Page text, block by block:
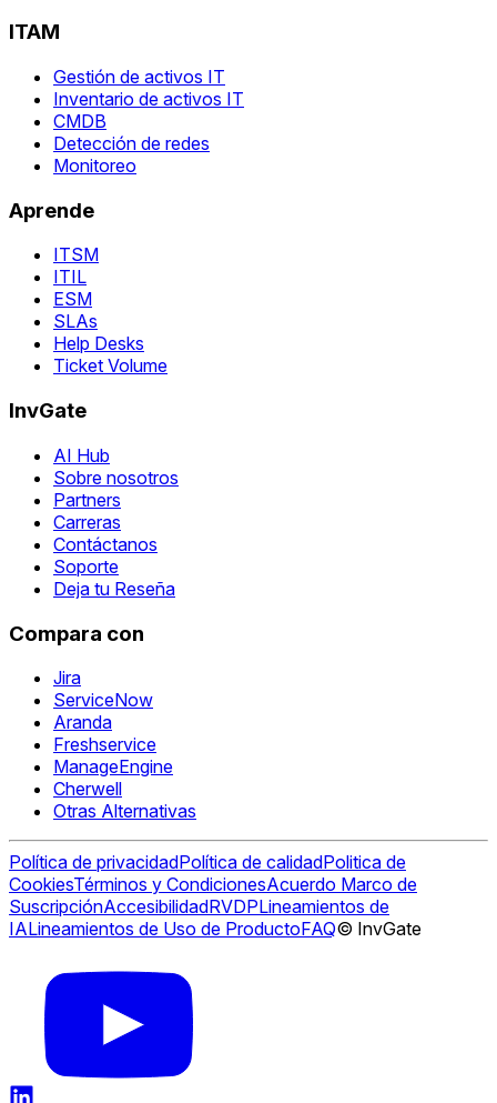
ITAM
Gestión de activos IT
Inventario de activos IT
CMDB
Detección de redes
Monitoreo
Aprende
ITSM
ITIL
ESM
SLAs
Help Desks
Ticket Volume
InvGate
AI Hub
Sobre nosotros
Partners
Carreras
Contáctanos
Soporte
Deja tu Reseña
Compara con
Jira
ServiceNow
Aranda
Freshservice
ManageEngine
Cherwell
Otras Alternativas
Política de privacidadPolítica de calidadPolitica de
CookiesTérminos y CondicionesAcuerdo Marco de
SuscripciónAccesibilidadRVDPLineamientos de
IALineamientos de Uso de ProductoFAQ© InvGate